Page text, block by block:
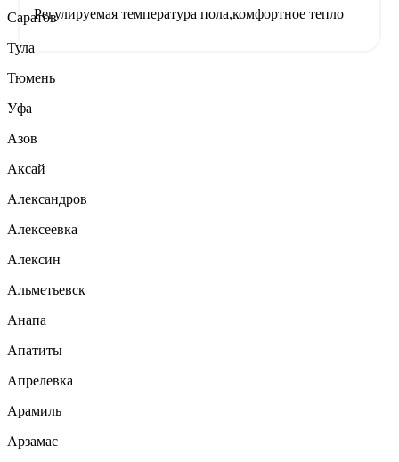
Регулируемая температура пола,комфортное тепло
Саратов
Тула
Тюмень
Уфа
Азов
Аксай
Александров
Алексеевка
Алексин
Альметьевск
Анапа
Апатиты
Апрелевка
Арамиль
Арзамас